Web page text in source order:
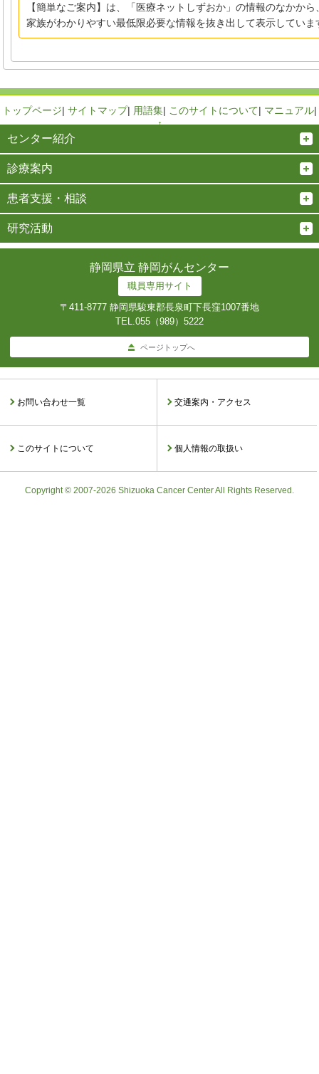
【簡単なご案内】は、「医療ネットしずおか」の情報のなかか
家族がわかりやすい最低限必要な情報を抜き出して表示していま
トップページ| サイトマップ| 用語集| このサイトについて| マニュアル|
↑
センター紹介
診療案内
患者支援・相談
研究活動
静岡県立 静岡がんセンター
職員専用サイト
〒411-8777 静岡県駿東郡長泉町下長窪1007番地
TEL.055（989）5222
ページトップへ
お問い合わせ一覧 交通案内・アクセス
このサイトについて 個人情報の取扱い
Copyright © 2007-2026 Shizuoka Cancer Center All Rights Reserved.